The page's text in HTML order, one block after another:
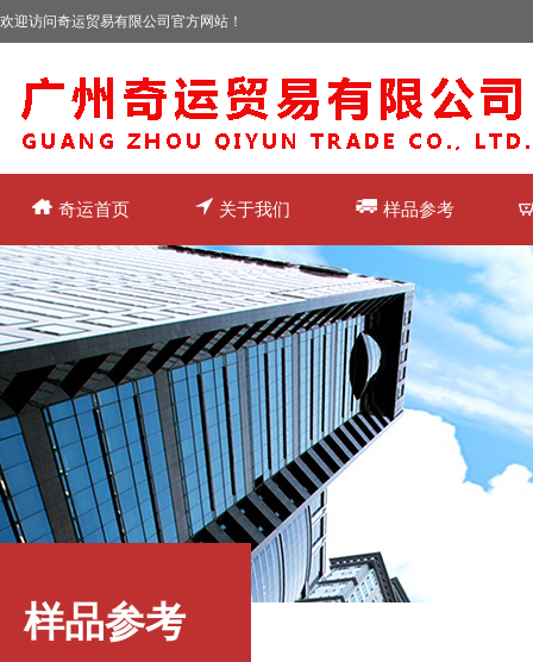
欢迎访问奇运贸易有限公司官方网站！
奇运首页 关于我们 样品参考
样品参考